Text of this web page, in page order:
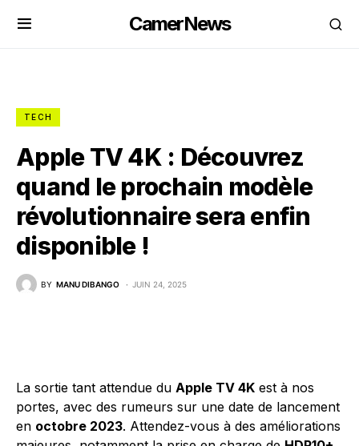
CamerNews
TECH
Apple TV 4K : Découvrez
quand le prochain modèle
révolutionnaire sera enfin
disponible !
BY MANU DIBANGO JUIN 24, 2025
La sortie tant attendue du Apple TV 4K est à nos
portes, avec des rumeurs sur une date de lancement
en octobre 2023. Attendez-vous à des améliorations